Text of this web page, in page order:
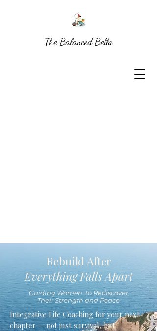
Rebuild After
Everything Falls Apart
Guiding Women to Rediscover
Their Strength and Peace
Integrative Life Coaching for your next
chapter — not just survival, but
The Balanced Bella